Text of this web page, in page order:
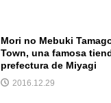
Mori no Mebuki
Town, una famosa
prefectura de Miyagi
2016.12.29